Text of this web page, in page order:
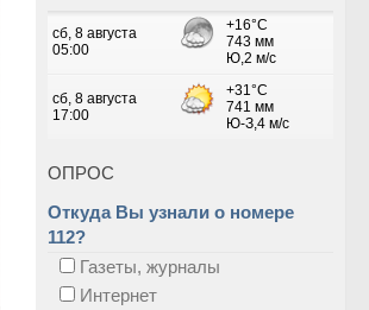
ОПРОС
Откуда Вы узнали о номере
112?
Газеты, журналы
Интернет